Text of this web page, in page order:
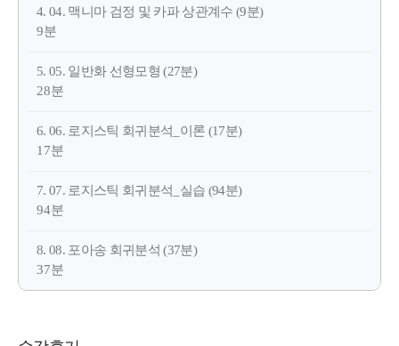
4. 04. 맥니마 검정 및 카파 상관계수 (9분)
9분
5. 05. 일반화 선형모형 (27분)
28분
6. 06. 로지스틱 회귀분석_이론 (17분)
17분
7. 07. 로지스틱 회귀분석_실습 (94분)
94분
8. 08. 포아송 회귀분석 (37분)
37분